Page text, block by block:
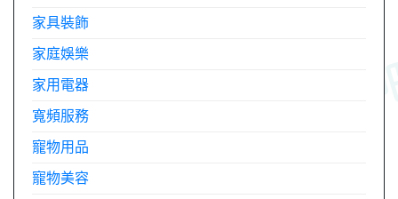
家具裝飾
家庭娛樂
家用電器
寬頻服務
寵物用品
寵物美容